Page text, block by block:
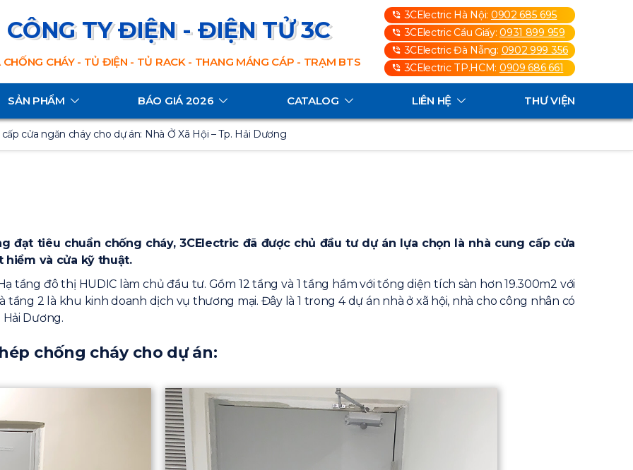
CÔNG TY ĐIỆN - ĐIỆN TỬ 3C
CHỐNG CHÁY - TỦ ĐIỆN - TỦ RACK - THANG MÁNG CÁP - TRẠM BTS
3CElectric Hà Nội: 0902 685 695
3CElectric Cầu Giấy:0931 899 959
3CElectric Đà Nẵng: 0902 999 356
3CElectric TP.HCM: 0909 686 661
SẢN PHẨM BÁO GIÁ 2026 CATALOG LIÊN HỆ THƯ VIỆN
cửa ngăn cháy cho dự án: Nhà Ở Xã Hội – Tp. Hải Dương
đạt tiêu chuẩn chống cháy, 3CElectric đã được chủ đầu tư dự án lựa chọn là nhà cung cấp cửa
và cửa kỹ thuật.
tầng đô thị HUDIC làm chủ đầu tư. Gồm 12 tầng và 1 tầng hầm với tổng diện tích sàn hơn 19.300m2 với
tầng 2 là khu kinh doanh dịch vụ thương mại. Đây là 1 trong 4 dự án nhà ở xã hội, nhà cho công nhân có
Dương.
chống cháy cho dự án: